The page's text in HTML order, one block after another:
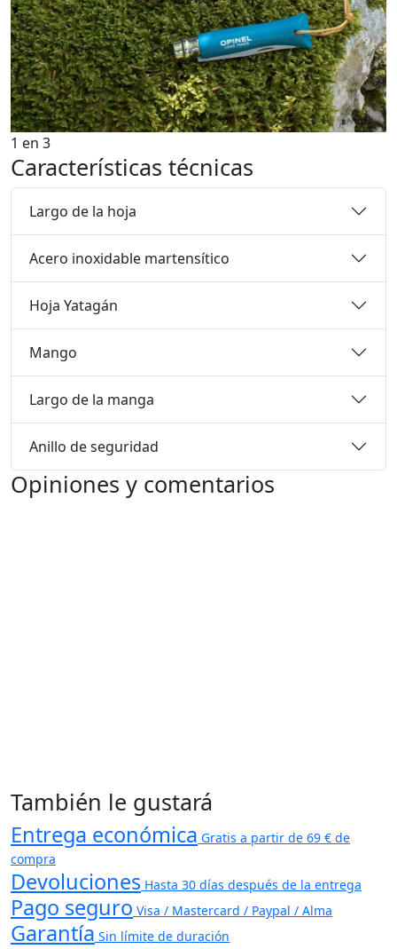
1 en 3
Características técnicas
Largo de la hoja
Acero inoxidable martensítico
Hoja Yatagán
Mango
Largo de la manga
Anillo de seguridad
Opiniones y comentarios
También le gustará
Entrega económica Gratis a partir de 69 € de
compra
Devoluciones Hasta 30 días después de la entrega
Pago seguro Visa / Mastercard / Paypal / Alma
Garantía Sin límite de duración